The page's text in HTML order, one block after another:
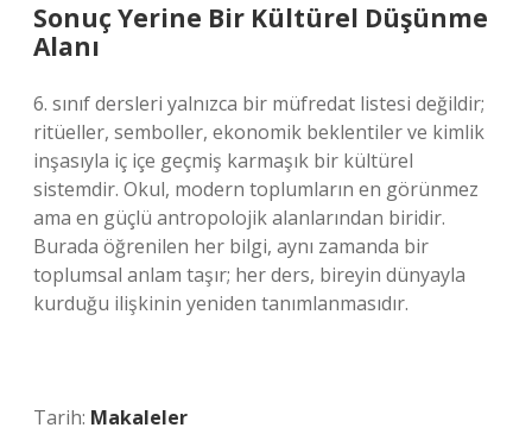
Sonuç Yerine Bir Kültürel Düşünme
Alanı
6. sınıf dersleri yalnızca bir müfredat listesi değildir;
ritüeller, semboller, ekonomik beklentiler ve kimlik
inşasıyla iç içe geçmiş karmaşık bir kültürel
sistemdir. Okul, modern toplumların en görünmez
ama en güçlü antropolojik alanlarından biridir.
Burada öğrenilen her bilgi, aynı zamanda bir
toplumsal anlam taşır; her ders, bireyin dünyayla
kurduğu ilişkinin yeniden tanımlanmasıdır.
Tarih: Makaleler